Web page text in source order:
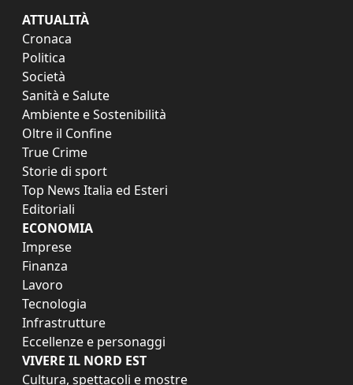
ATTUALITÀ
Cronaca
Politica
Società
Sanità e Salute
Ambiente e Sostenibilità
Oltre il Confine
True Crime
Storie di sport
Top News Italia ed Esteri
Editoriali
ECONOMIA
Imprese
Finanza
Lavoro
Tecnologia
Infrastrutture
Eccellenze e personaggi
VIVERE IL NORD EST
Cultura, spettacoli e mostre